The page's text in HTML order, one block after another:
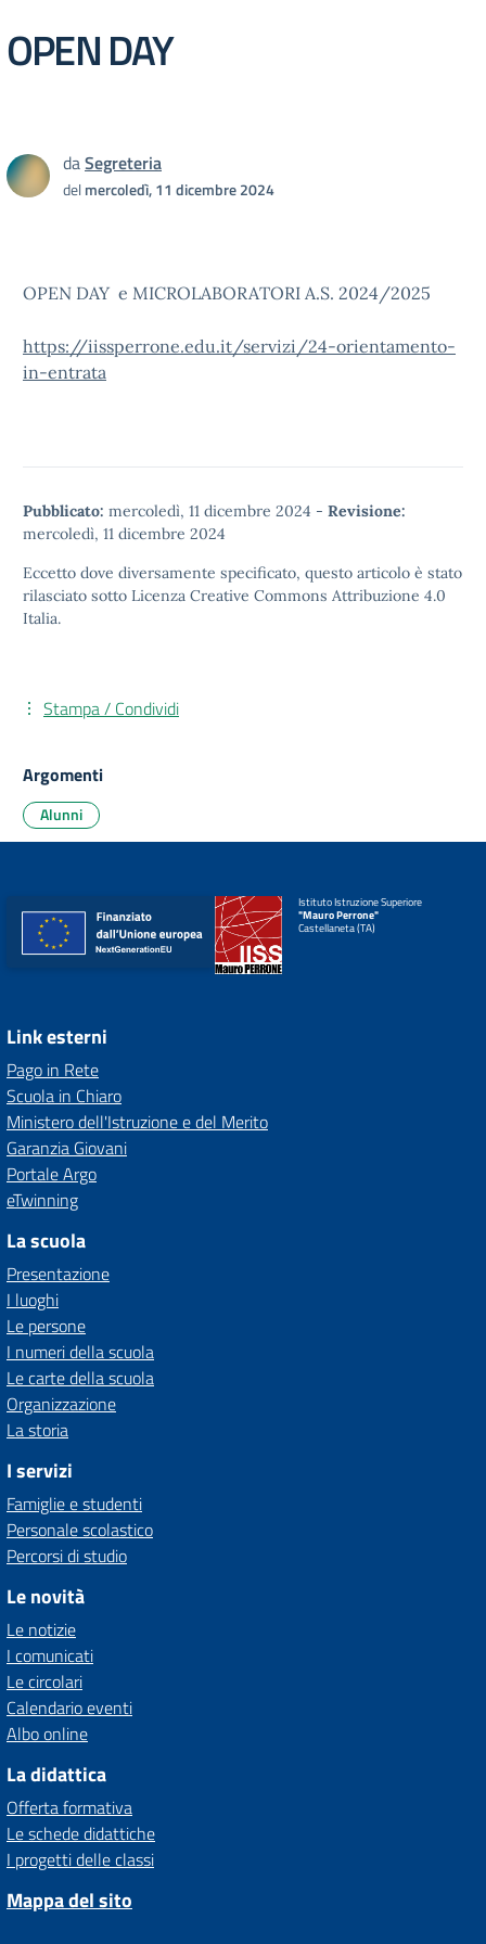
OPEN DAY
daSegreteria
delmercoledì, 11 dicembre 2024
OPEN DAY e MICROLABORATORI A.S. 2024/2025
https://iissperrone.edu.it/servizi/24-orientamento-
in-entrata
Pubblicato: mercoledì, 11 dicembre 2024 - Revisione:
mercoledì, 11 dicembre 2024
Eccetto dove diversamente specificato, questo articolo è stato
rilasciato sotto Licenza Creative Commons Attribuzione 4.0
Italia.
Stampa / Condividi
Argomenti
Alunni
Istituto Istruzione Superiore
"Mauro Perrone"
Castellaneta (TA)
Link esterni
Pago in Rete
Scuola in Chiaro
Ministero dell'Istruzione e del Merito
Garanzia Giovani
Portale Argo
eTwinning
La scuola
Presentazione
I luoghi
Le persone
I numeri della scuola
Le carte della scuola
Organizzazione
La storia
I servizi
Famiglie e studenti
Personale scolastico
Percorsi di studio
Le novità
Le notizie
I comunicati
Le circolari
Calendario eventi
Albo online
La didattica
Offerta formativa
Le schede didattiche
I progetti delle classi
Mappa del sito